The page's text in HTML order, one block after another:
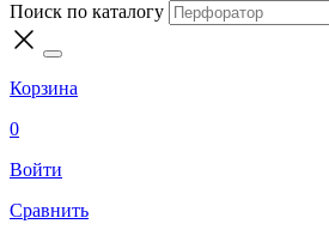
Поиск по каталогу
Корзина
0
Войти
Сравнить